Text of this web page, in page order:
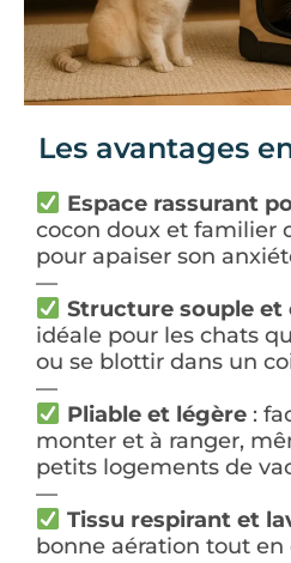
Les avantages
Espace rassurant
cocon doux et familier
pour apaiser son
—
Structure souple
idéale pour les chats
ou se blottir dans un
—
Pliable et légère:
monter et à ranger,
petits logements de
—
Tissu respirant et
bonne aération tout en